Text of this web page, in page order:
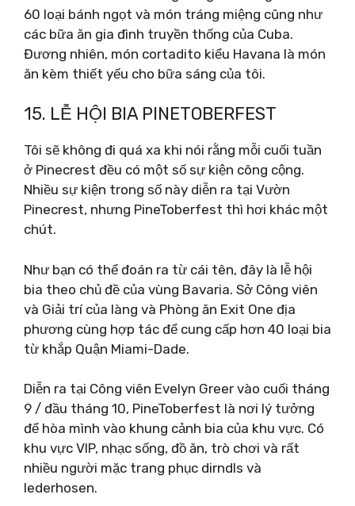
60 loại bánh ngọt và món tráng miệng cũng như
các bữa ăn gia đình truyền thống của Cuba.
Đương nhiên, món cortadito kiểu Havana là món
ăn kèm thiết yếu cho bữa sáng của tôi.
15. LỄ HỘI BIA PINETOBERFEST
Tôi sẽ không đi quá xa khi nói rằng mỗi cuối tuần
ở Pinecrest đều có một số sự kiện công cộng.
Nhiều sự kiện trong số này diễn ra tại Vườn
Pinecrest, nhưng PineToberfest thì hơi khác một
chút.
Như bạn có thể đoán ra từ cái tên, đây là lễ hội
bia theo chủ đề của vùng Bavaria. Sở Công viên
và Giải trí của làng và Phòng ăn Exit One địa
phương cùng hợp tác để cung cấp hơn 40 loại bia
từ khắp Quận Miami-Dade.
Diễn ra tại Công viên Evelyn Greer vào cuối tháng
9 / đầu tháng 10, PineToberfest là nơi lý tưởng
để hòa mình vào khung cảnh bia của khu vực. Có
khu vực VIP, nhạc sống, đồ ăn, trò chơi và rất
nhiều người mặc trang phục dirndls và
lederhosen.